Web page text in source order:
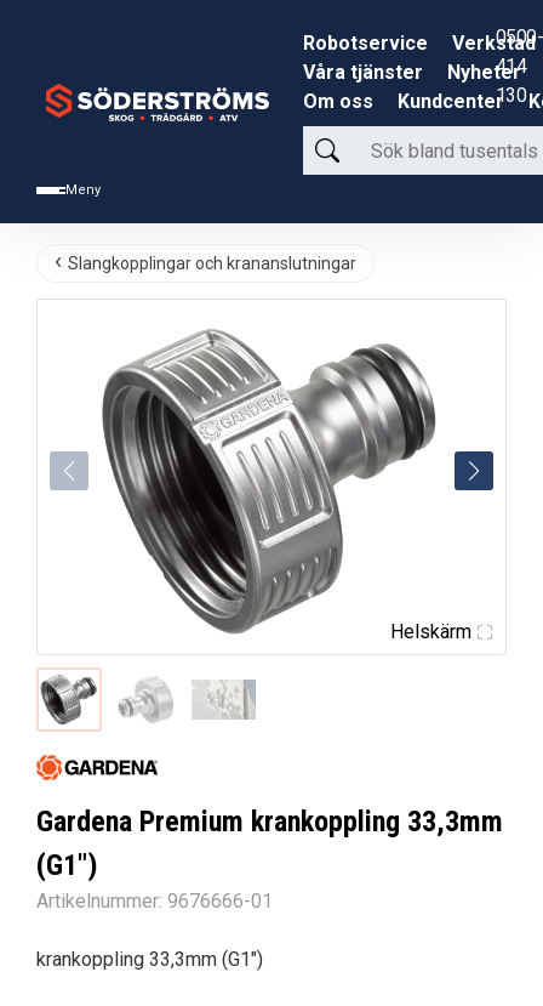
Meny
Robotservice
Verkstad
Våra tjänster
Nyheter
Om oss
Kundcenter
Sök
bland
produkter
0500-
414
130
Slangkopplingar och krananslutningar
Helskärm
Gardena Premium krankoppling 33,3mm
(G1″)
Artikelnummer: 9676666-01
krankoppling 33,3mm (G1″)